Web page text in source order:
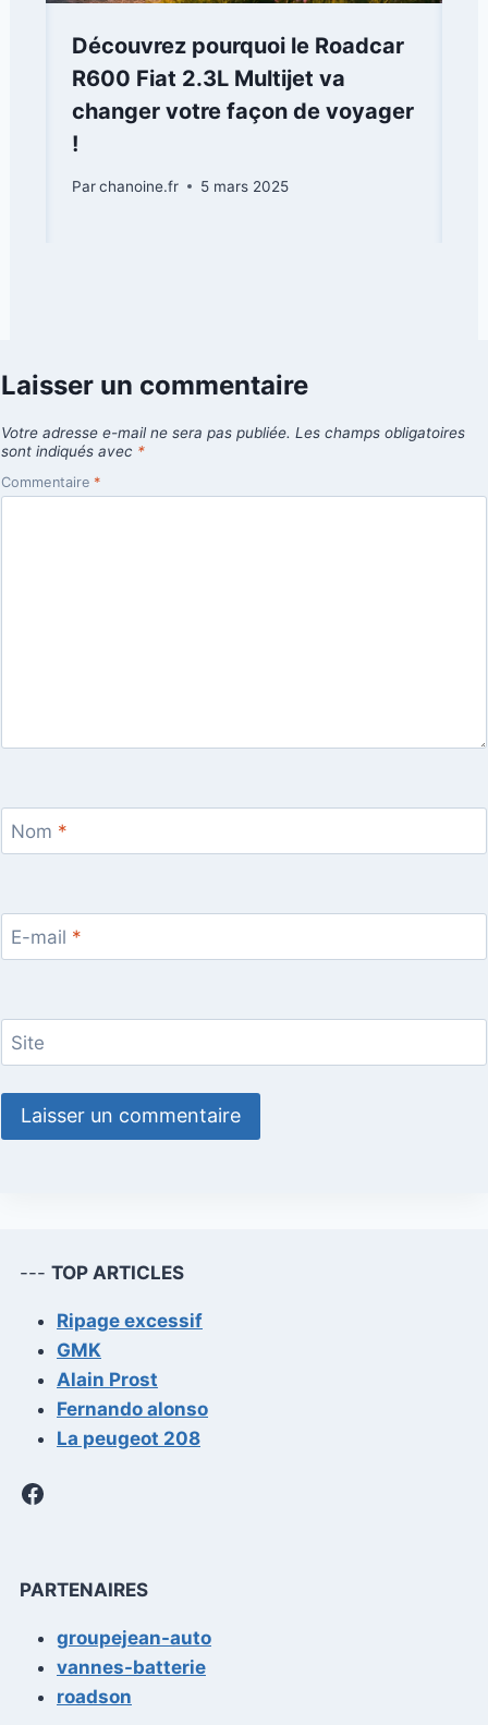
Découvrez pourquoi le Roadcar
R600 Fiat 2.3L Multijet va
changer votre façon de voyager
!
Parchanoine.fr 5 mars 2025
Laisser un commentaire
Votre adresse e-mail ne sera pas publiée. Les champs obligatoires
sont indiqués avec *
Commentaire *
Nom *
E-mail *
Site
--- TOP ARTICLES
Ripage excessif
GMK
Alain Prost
Fernando alonso
La peugeot 208
Facebook
PARTENAIRES
groupejean-auto
vannes-batterie
roadson